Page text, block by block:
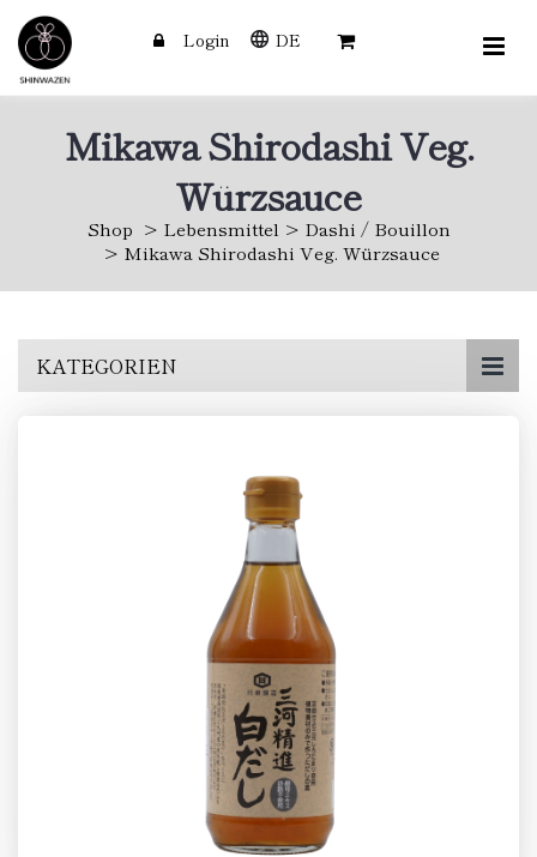
Login DE
Mikawa Shirodashi Veg.
Würzsauce
Shop Lebensmittel
Dashi / Bouillon
Mikawa Shirodashi Veg. Würzsauce
KATEGORIEN